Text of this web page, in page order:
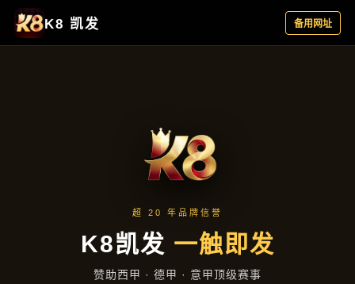
热点聚焦
首页 热点聚焦